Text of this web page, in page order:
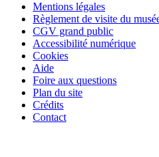
Mentions légales
Règlement de visite du
CGV grand public
Accessibilité numérique
Cookies
Aide
Foire aux questions
Plan du site
Crédits
Contact